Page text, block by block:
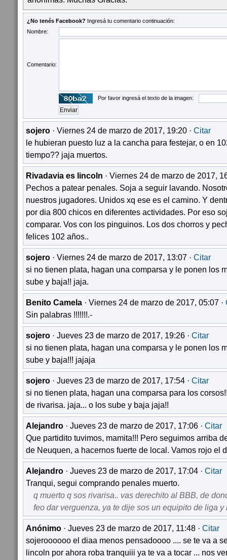
¿No tenés Facebook? Ingresá tu comentario continuación:
Nombre:
Comentario:
Por favor ingresá el texto de la imagen:
sojero · Viernes 24 de marzo de 2017, 19:20 · Citar
le hubieran puesto luz a la cancha para festejar, o en
tiempo?? jaja muertos.
Rivadavia es lincoln · Viernes 24 de marzo de 2017,
Pechos a patear penales. Soja a seguir lavando.
nuestros jugadores. Unidos xq ese es el camino. Y
por dia 800 chicos en diferentes actividades. Por eso
comparar. Vos con los pinguinos. Los dos chorros y
felices 102 años..
sojero · Viernes 24 de marzo de 2017, 13:07 · Citar
si no tienen plata, hagan una comparsa y le ponen los
sube y baja!! jaja.
Benito Camela · Viernes 24 de marzo de 2017, 05:07 ·
Sin palabras !!!!!!!.-
sojero · Jueves 23 de marzo de 2017, 19:26 · Citar
si no tienen plata, hagan una comparsa y le ponen los
sube y baja!!! jajaja
sojero · Jueves 23 de marzo de 2017, 17:54 · Citar
si no tienen plata, hagan una comparsa para los
de rivarisa. jaja... o los sube y baja jaja!!
Alejandro · Jueves 23 de marzo de 2017, 17:06 · Citar
Que partidito tuvimos, mamita!!! Pero seguimos arriba
de Neuquen, a hacernos fuerte de local. Vamos rojo el
Alejandro · Jueves 23 de marzo de 2017, 17:04 · Citar
Tranqui, segui comprando penales muerto.
q muerto q sos rivarisa.. vas derechito al BBB, de
feo dar verguenza, ya te dije sos un equipito de liga y
Anónimo · Jueves 23 de marzo de 2017, 11:48 · Citar
sojeroooooo el diaa menos pensadoooo .... se te va a
lincoln por ahora roba tranquiii ya te va a tocar ... nos